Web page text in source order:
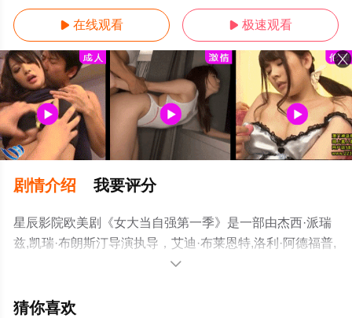
 在线观看  极速观看
剧情介绍 我要评分
星辰影院欧美剧《女大当自强第一季》是一部由杰西·派瑞
兹,凯瑞·布朗斯汀导演执导，艾迪·布莱恩特,洛利·阿德福普,
达娜·米利肯,约翰·卡梅隆·米切尔,朱丽亚·斯维尼,莱斯利·格
德,Luka,Jones,Ian,Owens,Sean,G.,Tarjoto,汤米·斯尼德

猜你喜欢